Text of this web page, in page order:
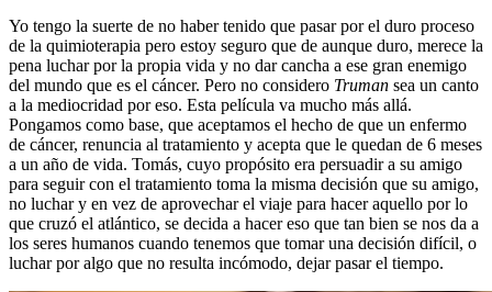
Yo tengo la suerte de no haber tenido que pasar por el duro proceso
de la quimioterapia pero estoy seguro que de aunque duro, merece la
pena luchar por la propia vida y no dar cancha a ese gran enemigo
del mundo que es el cáncer. Pero no considero Truman sea un canto
a la mediocridad por eso. Esta película va mucho más allá.
Pongamos como base, que aceptamos el hecho de que un enfermo
de cáncer, renuncia al tratamiento y acepta que le quedan de 6 meses
a un año de vida. Tomás, cuyo propósito era persuadir a su amigo
para seguir con el tratamiento toma la misma decisión que su amigo,
no luchar y en vez de aprovechar el viaje para hacer aquello por lo
que cruzó el atlántico, se decida a hacer eso que tan bien se nos da a
los seres humanos cuando tenemos que tomar una decisión difícil, o
luchar por algo que no resulta incómodo, dejar pasar el tiempo.